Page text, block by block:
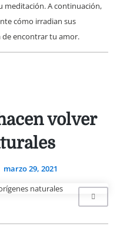
meditación. A continuación,
cómo irradian sus
de encontrar tu amor.
volver
marzo 29, 2021